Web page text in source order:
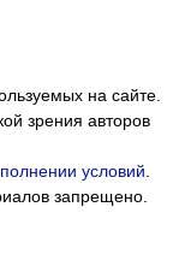
на сайте.
зрения авторов
условий.
запрещено.